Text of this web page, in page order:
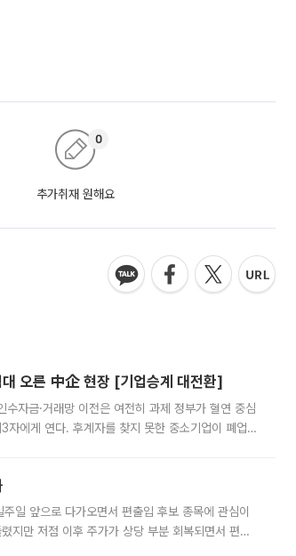
추가취재 원해요
0
오른 中企 현장 [기업승계 대전환]
자금·거래망 이전은 여전히 과제 정부가 혈연 중심
자에게 연다. 후계자를 찾지 못한 중소기업이 폐업
일 앞으로 다가오면서 편출입 후보 종목에 관심이
지만 저점 이후 주가가 상당 부분 회복되면서 편입